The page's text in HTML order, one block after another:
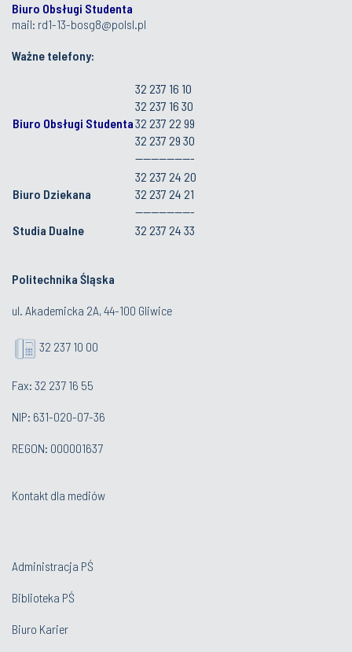
Biuro Obsługi Studenta
mail: rd1-13-bosg8@polsl.pl
Ważne telefony:
Biuro Obsługi Studenta
32 237 16 10
32 237 16 30
32 237 22 99
32 237 29 30
---------------
Biuro Dziekana
32 237 24 20
32 237 24 21
---------------
Studia Dualne
32 237 24 33
Politechnika Śląska
ul. Akademicka 2A, 44-100 Gliwice
32 237 10 00
Fax: 32 237 16 55
NIP: 631-020-07-36
REGON: 000001637
Kontakt dla mediów
Administracja PŚ
Biblioteka PŚ
Biuro Karier